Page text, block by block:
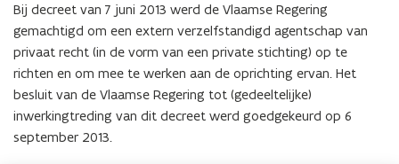
t
e
r
Bij decreet van 7 juni 2013 werd de Vlaamse Regering
gemachtigd om een extern verzelfstandigd agentschap van
privaat recht (in de vorm van een private stichting) op te
richten en om mee te werken aan de oprichting ervan. Het
besluit van de Vlaamse Regering tot (gedeeltelijke)
inwerkingtreding van dit decreet werd goedgekeurd op 6
september 2013.